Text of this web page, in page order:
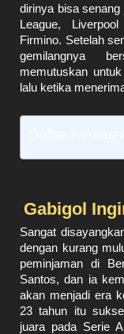
dirinya bisa
League,
Firmino. Setelah
gemilangnya
memutuskan
lalu ketika
Gabigol
Sangat
dengan kurang
peminjaman di
Santos, dan ia
akan menjadi era
23 tahun itu
juara pada Serie